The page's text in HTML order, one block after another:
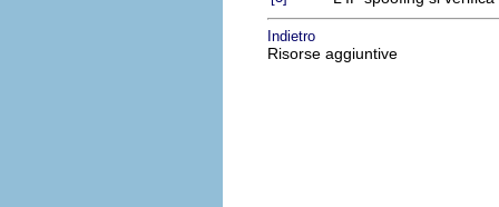
Indietro
Risorse aggiuntive